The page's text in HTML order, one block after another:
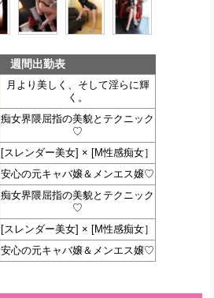
週間出勤表
月より美しく、そして淫らに輝
く。
痴女界隈屈指の美貌とテクニック
♡
[スレンダー美女] × [M性感痴女］
安心の元キャバ嬢＆メンエス嬢♡
痴女界隈屈指の美貌とテクニック
♡
[スレンダー美女] × [M性感痴女］
安心の元キャバ嬢＆メンエス嬢♡